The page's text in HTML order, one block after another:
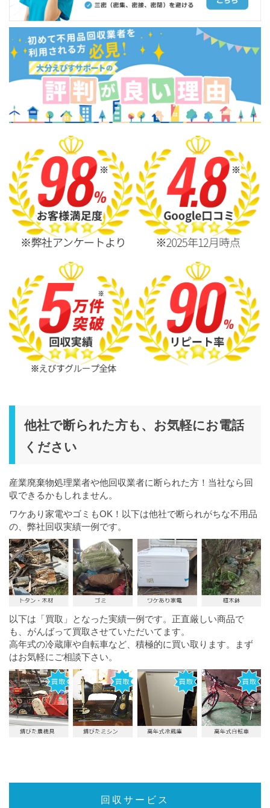
他社で断られた方も、お気軽にお電話
ください
産業廃棄物処理業者や他回収業者に断られた方！当社なら回
収できるかもしれません。
ワケあり家電やゴミもOK！以下は他社で断られがちな不用品
の、弊社回収実績一例です。
以下は「買取」となった実績一例です。正直厳しい商品で
も、がんばって買取させていただいてます。
高年式の冷蔵庫や自転車など、積極的に買い取ります。まず
はお気軽にご相談下さい。
回収サービス